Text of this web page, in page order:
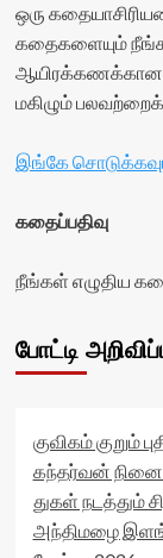
ஒரு
கதைகளையும்
ஆயிரக்கணக்கான
மகிழும்
இங்கே
கதைப்பதிவு
நீங்கள் எழுதிய
போட்டி
குவிகம் குறும்
கந்தர்வன்
துகள் நடத்தும்
அந்திமழை